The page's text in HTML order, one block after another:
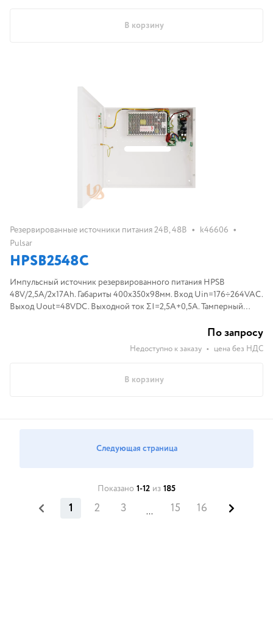
В корзину
Резервированные источники питания 24В, 48В • k46606 •
Pulsar
HPSB2548C
Импульсный источник резервированного питания HPSB
48V/2,5A/2x17Ah. Габариты 400x350x98мм. Вход Uin=176÷264VAC.
Выход Uout=48VDC. Выходной ток ΣI=2,5A+0,5A. Тамперный
По запросу
Недоступно к заказу • цена без НДС
В корзину
Следующая страница
Показано 1-12 из 185
1 2 3 ... 15 16